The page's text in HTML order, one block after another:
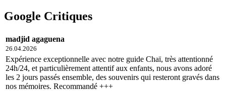
Google Critiques
madjid agaguena
26.04.2026
Expérience exceptionnelle avec notre guide Chaï, très attentionné
24h/24, et particulièrement attentif aux enfants, nous avons adoré
les 2 jours passés ensemble, des souvenirs qui resteront gravés dans
nos mémoires. Recommandé +++